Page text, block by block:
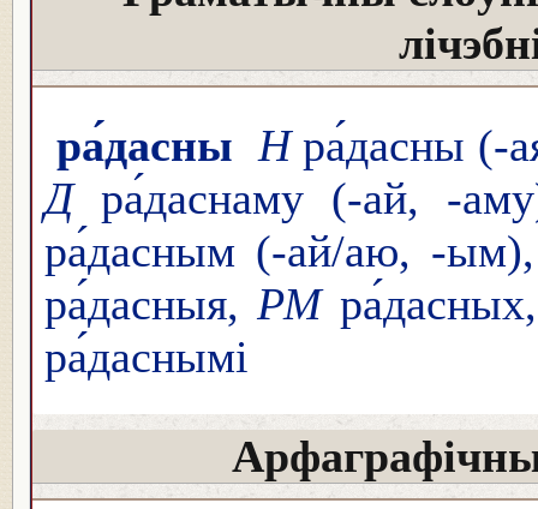
ра́дасны Нра́дасны (-
Дра́даснаму (-ай, -
ра́дасным (-ай/аю, -
ра́дасныя, РМ
ра́даснымі